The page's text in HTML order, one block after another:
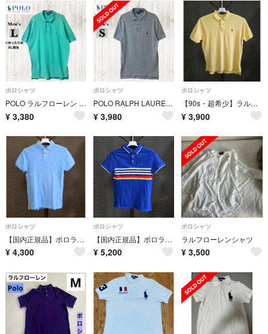
ポロシャツ
POLO ラルフローレン ポロシャツ L エメラルドグリーン XL相当 ビッグ
¥ 3,380
ポロシャツ
POLO RALPH LAUREN ポロシャツ S グレー ポロラルフローレン
¥ 3,980
ポロシャツ
【90s・超希少】ラルフローレン ポロシャツ スリランカ製 XL相当 訳アリ格安
¥ 3,900
ポロシャツ
【国内正規品】ポロラルフローレン ポロシャツ ライトブルー ピンクポニー M相当
¥ 4,300
ポロシャツ
【国内正規品】ポロラルフローレン ポロシャツ ブルー マルチボーダー柄 M相当
¥ 5,200
ポロシャツ
ラルフローレンシャツ
¥ 3,500